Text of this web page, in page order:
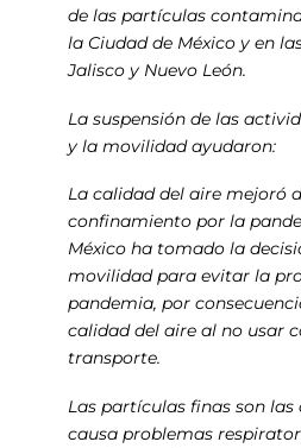
de las partículas
la Ciudad de México y en
Jalisco y Nuevo León.
La suspensión de las
y la movilidad ayudaron:
La calidad del aire mejoró
confinamiento por la
México ha tomado la
movilidad para evitar la
pandemia, por
calidad del aire al no usar
transporte.
Las partículas finas son las
causa problemas